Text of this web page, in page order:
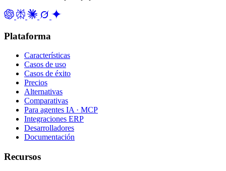
Plataforma
Características
Casos de uso
Casos de éxito
Precios
Alternativas
Comparativas
Para agentes IA · MCP
Integraciones ERP
Desarrolladores
Documentación
Recursos